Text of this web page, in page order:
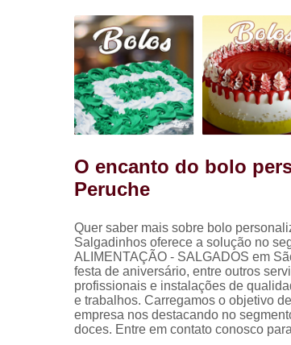
O encanto do bolo
Peruche
Quer saber mais sobre bolo
Salgadinhos oferece a solução no
ALIMENTAÇÃO - SALGADOS em
festa de aniversário, entre outros
profissionais e instalações de
e trabalhos. Carregamos o objetivo
empresa nos destacando no
doces. Entre em contato conosco